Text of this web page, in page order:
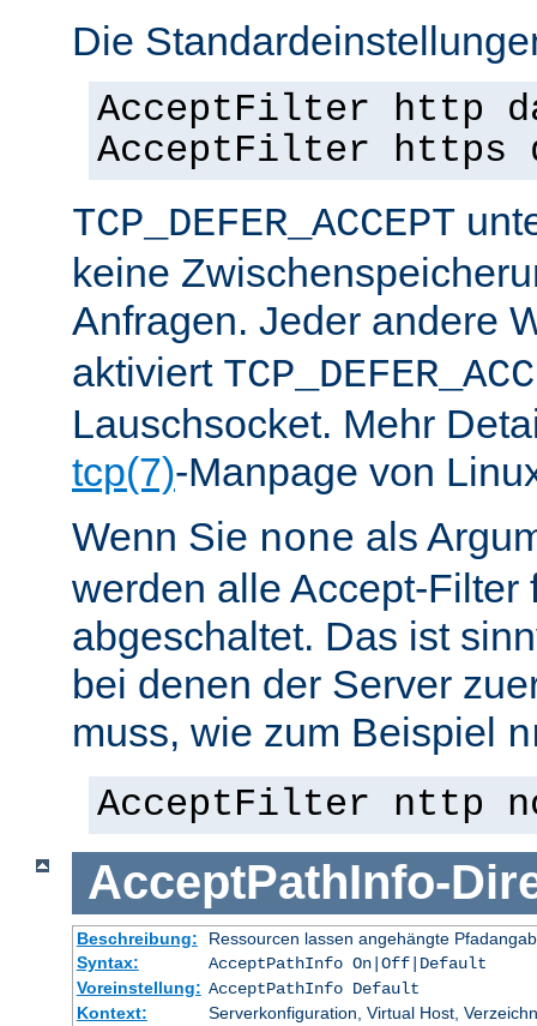
Die
AcceptFilter http
AcceptFilter https
TCP_DEFER_ACCEPT
keine
Anfragen. Jeder andere
aktiviert
Lauschsocket. Mehr
tcp(7)-Manpage von
Wenn Sie none als
werden alle Accept-Filter
abgeschaltet. Das ist
bei denen der Server
muss, wie zum Beispiel
AcceptFilter nttp
AcceptPathInfo-
Beschreibung:
Ressourcen lassen angehängte
Syntax:
AcceptPathInfo On|Off|Default
Voreinstellung: AcceptPathInfo Default
Kontext:
Serverkonfiguration, Virtual Host,